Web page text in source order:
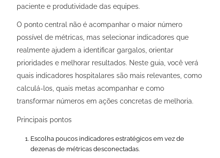
paciente e produtividade das equipes.
O ponto central não é acompanhar o maior número
possível de métricas, mas selecionar indicadores que
realmente ajudem a identificar gargalos, orientar
prioridades e melhorar resultados. Neste guia, você verá
quais indicadores hospitalares são mais relevantes, como
calculá-los, quais metas acompanhar e como
transformar números em ações concretas de melhoria.
Principais pontos
Escolha poucos indicadores estratégicos em vez de
dezenas de métricas desconectadas.